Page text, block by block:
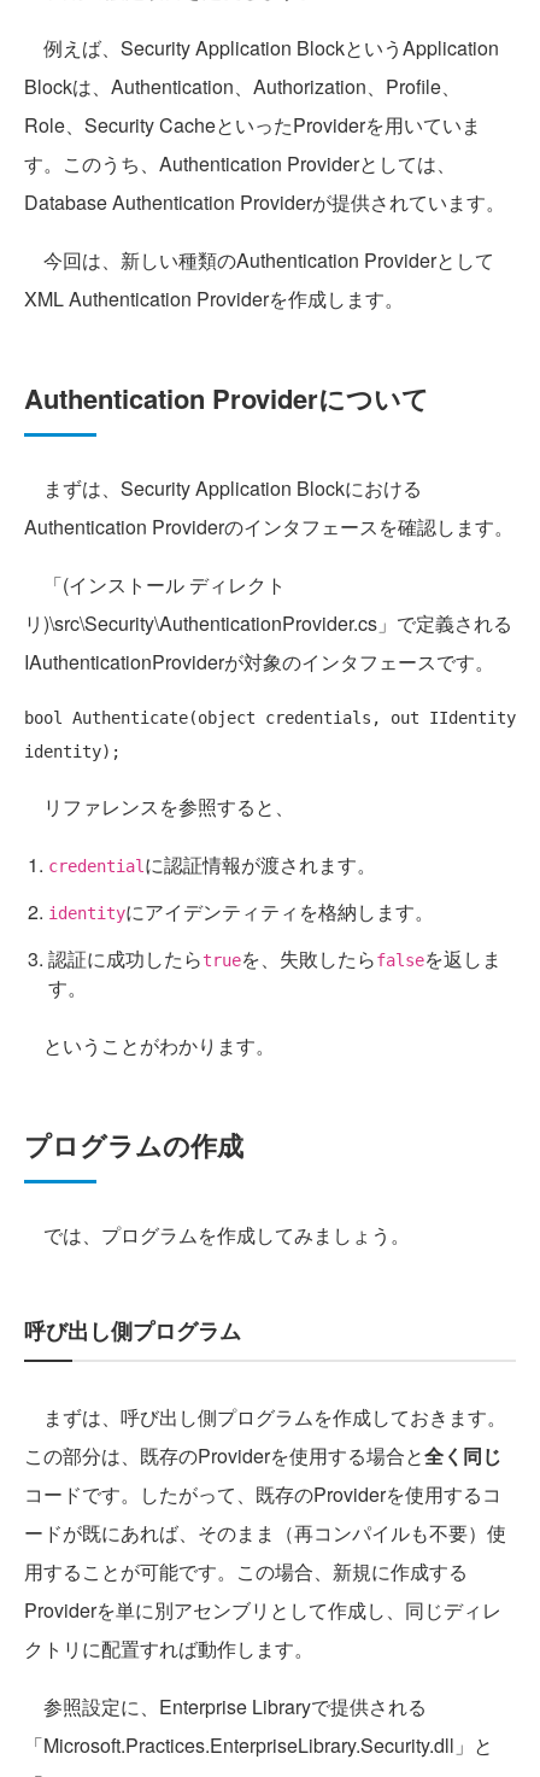
例えば、Security Application BlockというApplication
Blockは、Authentication、Authorization、Profile、
Role、Security CacheといったProviderを用いていま
す。このうち、Authentication Providerとしては、
Database Authentication Providerが提供されています。
今回は、新しい種類のAuthentication Providerとして
XML Authentication Providerを作成します。
Authentication Providerについて
まずは、Security Application Blockにおける
Authentication Providerのインタフェースを確認します。
「(インストール ディレクト
リ)\src\Security\AuthenticationProvider.cs」で定義される
IAuthenticationProviderが対象のインタフェースです。
bool Authenticate(object credentials, out IIdentity
リファレンスを参照すると、
credential に認証情報が渡されます。
identityにアイデンティティを格納します。
認証に成功したらtrueを、失敗したらfalseを返しま
す。
ということがわかります。
プログラムの作成
では、プログラムを作成してみましょう。
呼び出し側プログラム
まずは、呼び出し側プログラムを作成しておきます。
この部分は、既存のProviderを使用する場合と全く同じ
コードです。したがって、既存のProviderを使用するコ
ードが既にあれば、そのまま（再コンパイルも不要）使
用することが可能です。この場合、新規に作成する
Providerを単に別アセンブリとして作成し、同じディレ
クトリに配置すれば動作します。
参照設定に、Enterprise Libraryで提供される
「Microsoft.Practices.EnterpriseLibrary.Security.dll」と